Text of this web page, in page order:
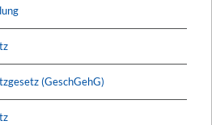
(GeschGehG)